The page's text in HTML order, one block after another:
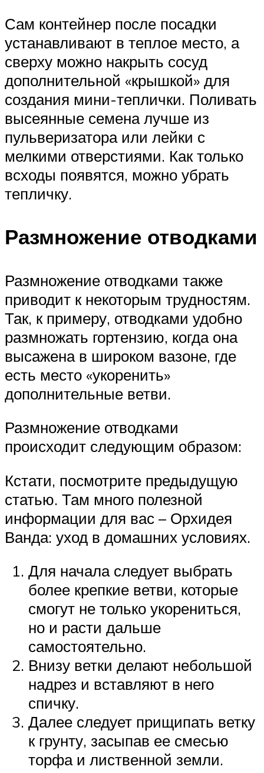
Сам контейнер после посадки
устанавливают в теплое место, а
сверху можно накрыть сосуд
дополнительной «крышкой» для
создания мини-теплички. Поливать
высеянные семена лучше из
пульверизатора или лейки с
мелкими отверстиями. Как только
всходы появятся, можно убрать
тепличку.
Размножение отводками
Размножение отводками также
приводит к некоторым трудностям.
Так, к примеру, отводками удобно
размножать гортензию, когда она
высажена в широком вазоне, где
есть место «укоренить»
дополнительные ветви.
Размножение отводками
происходит следующим образом:
Кстати, посмотрите предыдущую
статью. Там много полезной
информации для вас – Орхидея
Ванда: уход в домашних условиях.
Для начала следует выбрать
более крепкие ветви, которые
смогут не только укорениться,
но и расти дальше
самостоятельно.
Внизу ветки делают небольшой
надрез и вставляют в него
спичку.
Далее следует прищипать ветку
к грунту, засыпав ее смесью
торфа и лиственной земли.